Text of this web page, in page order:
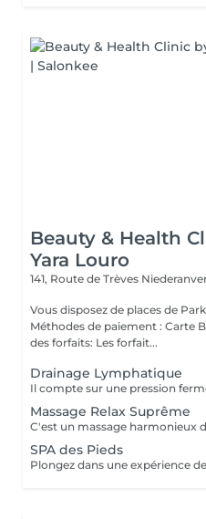
Beauty & Health
Yara Louro
141, Route de Trèves
Vous disposez de places de
Méthodes de paiement : Carte
des forfaits: Les forfait...
Drainage Lymphatique
Massage Relax Suprême
SPA des Pieds